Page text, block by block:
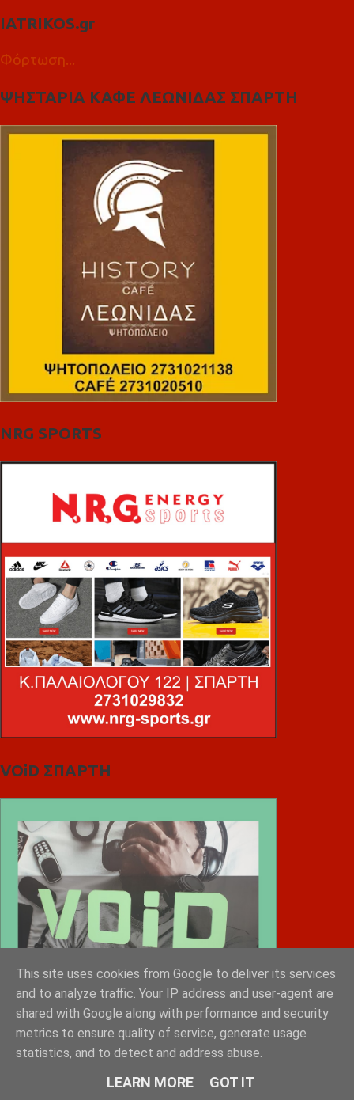
IATRIKOS.gr
Φόρτωση...
ΨΗΣΤΑΡΙΑ ΚΑΦΕ ΛΕΩΝΙΔΑΣ ΣΠΑΡΤΗ
NRG SPORTS
VOiD ΣΠΑΡΤΗ
This site uses cookies from Google to deliver its services
and to analyze traffic. Your IP address and user-agent are
shared with Google along with performance and security
metrics to ensure quality of service, generate usage
statistics, and to detect and address abuse.
LEARN MORE GOT IT